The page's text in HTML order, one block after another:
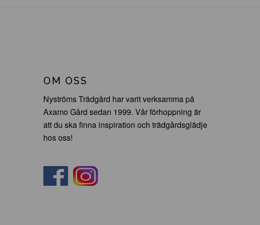
OM OSS
Nyströms Trädgård har varit verksamma på
Axamo Gård sedan 1999. Vår förhoppning är
att du ska finna inspiration och trädgårdsglädje
hos oss!